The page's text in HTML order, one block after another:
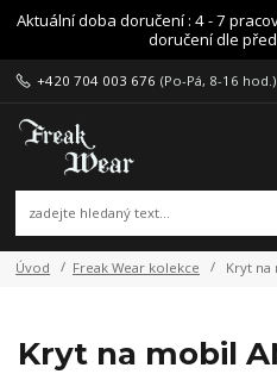
Aktuální doba doručení : 4 - 7
doručení dle
+420 704 003 676 (Po-Pá, 8-16 hod.)
Úvod Freak Wear kolekce Kryt na
Kryt na mobil